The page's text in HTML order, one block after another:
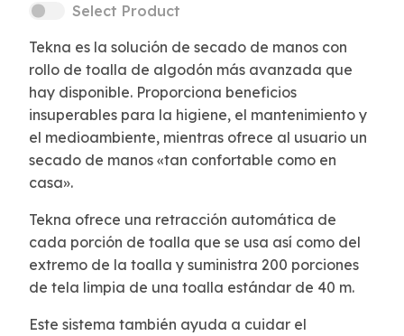
Select Product
Tekna es la solución de secado de manos con
rollo de toalla de algodón más avanzada que
hay disponible. Proporciona beneficios
insuperables para la higiene, el mantenimiento y
el medioambiente, mientras ofrece al usuario un
secado de manos «tan confortable como en
casa».
Tekna ofrece una retracción automática de
cada porción de toalla que se usa así como del
extremo de la toalla y suministra 200 porciones
de tela limpia de una toalla estándar de 40 m.
Este sistema también ayuda a cuidar el